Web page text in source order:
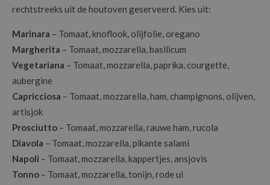
rechtstreeks uit de houtoven geserveerd. Kies uit:
Marinara – Tomaat, knoflook, olijfolie, oregano
Margherita – Tomaat, mozzarella, basilicum
Vegetariana – Tomaat, mozzarella, paprika, courgette,
aubergine
Capricciosa – Tomaat, mozzarella, ham, champignons, olijven,
artisjok
Prosciutto – Tomaat, mozzarella, rauwe ham, rucola
Diavola – Tomaat, mozzarella, pikante salami
Napoli – Tomaat, mozzarella, kappertjes, ansjovis
Tonno – Tomaat, mozzarella, tonijn, rode ui